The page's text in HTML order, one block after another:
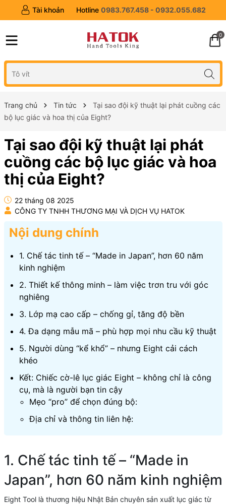
Tài khoản Hotline 0983.767.458 - 0932.055.682
0
Trang chủ Tin tức
Tại sao đội kỹ thuật lại phát cuồng các
bộ lục giác và hoa thị của Eight?
Tại sao đội kỹ thuật lại phát
cuồng các bộ lục giác và hoa
thị của Eight?
22 tháng 08 2025
CÔNG TY TNHH THƯƠNG MẠI VÀ DỊCH VỤ HATOK
Nội dung chính
1. Chế tác tinh tế – “Made in Japan”, hơn 60 năm
kinh nghiệm
2. Thiết kế thông minh – làm việc trơn tru với góc
nghiêng
3. Lớp mạ cao cấp – chống gỉ, tăng độ bền
4. Đa dạng mẫu mã – phù hợp mọi nhu cầu kỹ thuật
5. Người dùng “kể khổ” – nhưng Eight cải cách
khéo
Kết: Chiếc cờ-lê lục giác Eight – không chỉ là công
cụ, mà là người bạn tin cậy
Mẹo “pro” để chọn đúng bộ:
Địa chỉ và thông tin liên hệ:
1. Chế tác tinh tế – “Made in
Japan”, hơn 60 năm kinh nghiệm
Eight Tool là thương hiệu Nhật Bản chuyên sản xuất lục giác từ